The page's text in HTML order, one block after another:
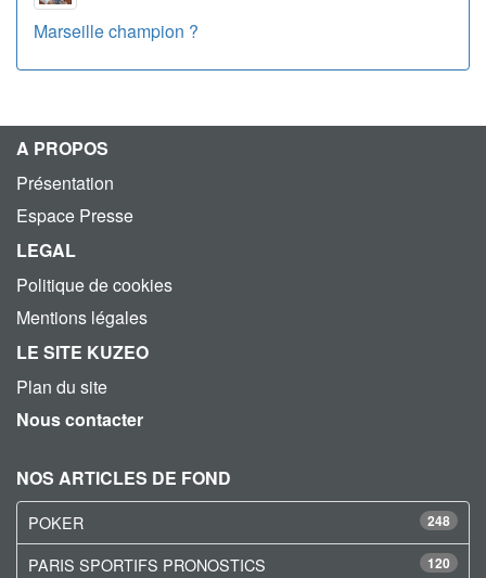
Marseille champion ?
A PROPOS
Présentation
Espace Presse
LEGAL
Politique de cookies
Mentions légales
LE SITE KUZEO
Plan du site
Nous contacter
NOS ARTICLES DE FOND
248
POKER
120
PARIS SPORTIFS PRONOSTICS